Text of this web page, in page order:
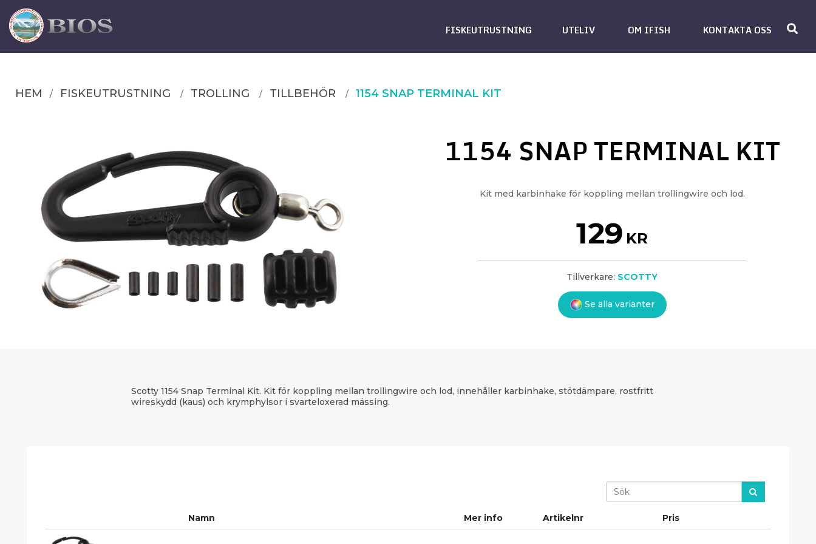
FISKEUTRUSTNING UTELIV OM IFISH KONTAKTA OSS
HEM FISKEUTRUSTNING TROLLING TILLBEHÖR 1154 SNAP TERMINAL KIT
1154 SNAP TERMINAL KIT
Kit med karbinhake för koppling mellan trollingwire och lod.
129 KR
Tillverkare: SCOTTY
Se alla varianter
Scotty 1154 Snap Terminal Kit. Kit för koppling mellan trollingwire och lod, innehåller karbinhake, stötdämpare, rostfritt
wireskydd (kaus) och krymphylsor i svarteloxerad mässing.
Search
Namn Mer info Artikelnr Pris